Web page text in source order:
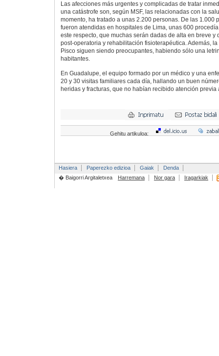
Las afecciones más urgentes y complicadas de tratar
una catástrofe son, según MSF, las relacionadas con la
momento, ha tratado a unas 2.200 personas. De las 1.000
fueron atendidas en hospitales de Lima, unas 600
este respecto, que muchas serán dadas de alta en breve y
post-operatoria y rehabilitación fisioterapéutica. Además,
Pisco siguen siendo preocupantes, habiendo sólo una
habitantes.
En Guadalupe, el equipo formado por un médico y una
20 y 30 visitas familiares cada día, hallando un buen
heridas y fracturas, que no habían recibido atención previa
Gehitu artikuloa:
Hasiera Paperezko edizioa Gaiak
Denda
� Baigorri Argitaletxea
Harremana Nor gara Iragarkiak